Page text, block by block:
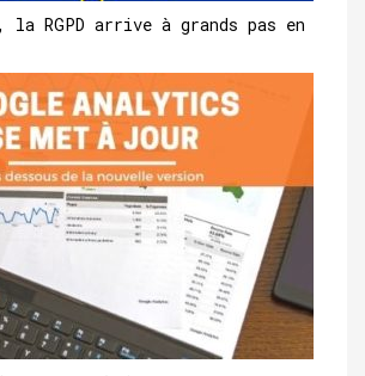
la RGPD arrive à grands pas en